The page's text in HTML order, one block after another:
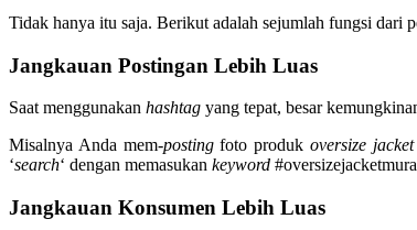
Tidak hanya itu saja. Berikut adalah sejumlah fungsi dari
Jangkauan Postingan Lebih Luas
Saat menggunakan hashtag yang tepat, besar
Misalnya Anda mem-postingfoto produk oversize
‘search‘ dengan memasukan keyword
Jangkauan Konsumen Lebih Luas